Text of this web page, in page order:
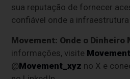
sua reputação de fornecer
confiável onde a
Movement: Onde o Dinheiro
informações, visite
@Movement_xyz no X e